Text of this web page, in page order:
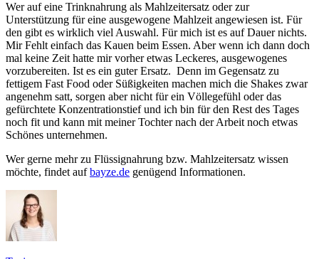
Wer auf eine Trinknahrung als Mahlzeitersatz oder zur
Unterstützung für eine ausgewogene Mahlzeit angewiesen ist. Für
den gibt es wirklich viel Auswahl. Für mich ist es auf Dauer nichts.
Mir Fehlt einfach das Kauen beim Essen. Aber wenn ich dann doch
mal keine Zeit hatte mir vorher etwas Leckeres, ausgewogenes
vorzubereiten. Ist es ein guter Ersatz. Denn im Gegensatz zu
fettigem Fast Food oder Süßigkeiten machen mich die Shakes zwar
angenehm satt, sorgen aber nicht für ein Völlegefühl oder das
gefürchtete Konzentrationstief und ich bin für den Rest des Tages
noch fit und kann mit meiner Tochter nach der Arbeit noch etwas
Schönes unternehmen.
Wer gerne mehr zu Flüssignahrung bzw. Mahlzeitersatz wissen
möchte, findet aufbayze.de genügend Informationen.